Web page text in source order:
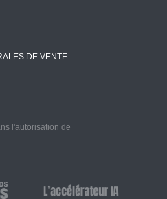
DE VENTE
l'autorisation de